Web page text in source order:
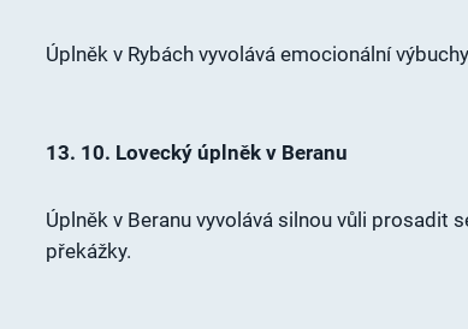
Úplněk v Rybách vyvolává emocionální
13. 10. Lovecký úplněk v Beranu
Úplněk v Beranu vyvolává silnou vůli prosadit
překážky.